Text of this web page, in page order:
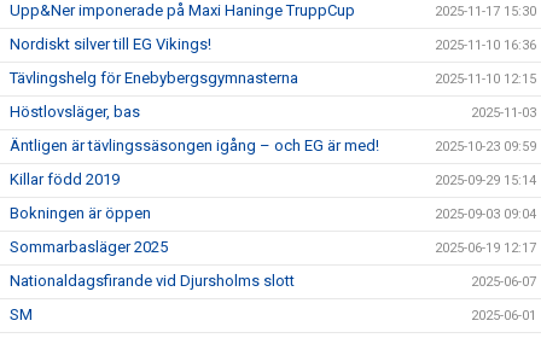
Upp&Ner imponerade på Maxi Haninge TruppCup 2025-11-17 15:30
Nordiskt silver till EG Vikings! 2025-11-10 16:36
Tävlingshelg för Enebybergsgymnasterna 2025-11-10 12:15
Höstlovsläger, bas 2025-11-03
Äntligen är tävlingssäsongen igång – och EG är med! 2025-10-23 09:59
Killar född 2019 2025-09-29 15:14
Bokningen är öppen 2025-09-03 09:04
Sommarbasläger 2025 2025-06-19 12:17
Nationaldagsfirande vid Djursholms slott 2025-06-07
SM 2025-06-01